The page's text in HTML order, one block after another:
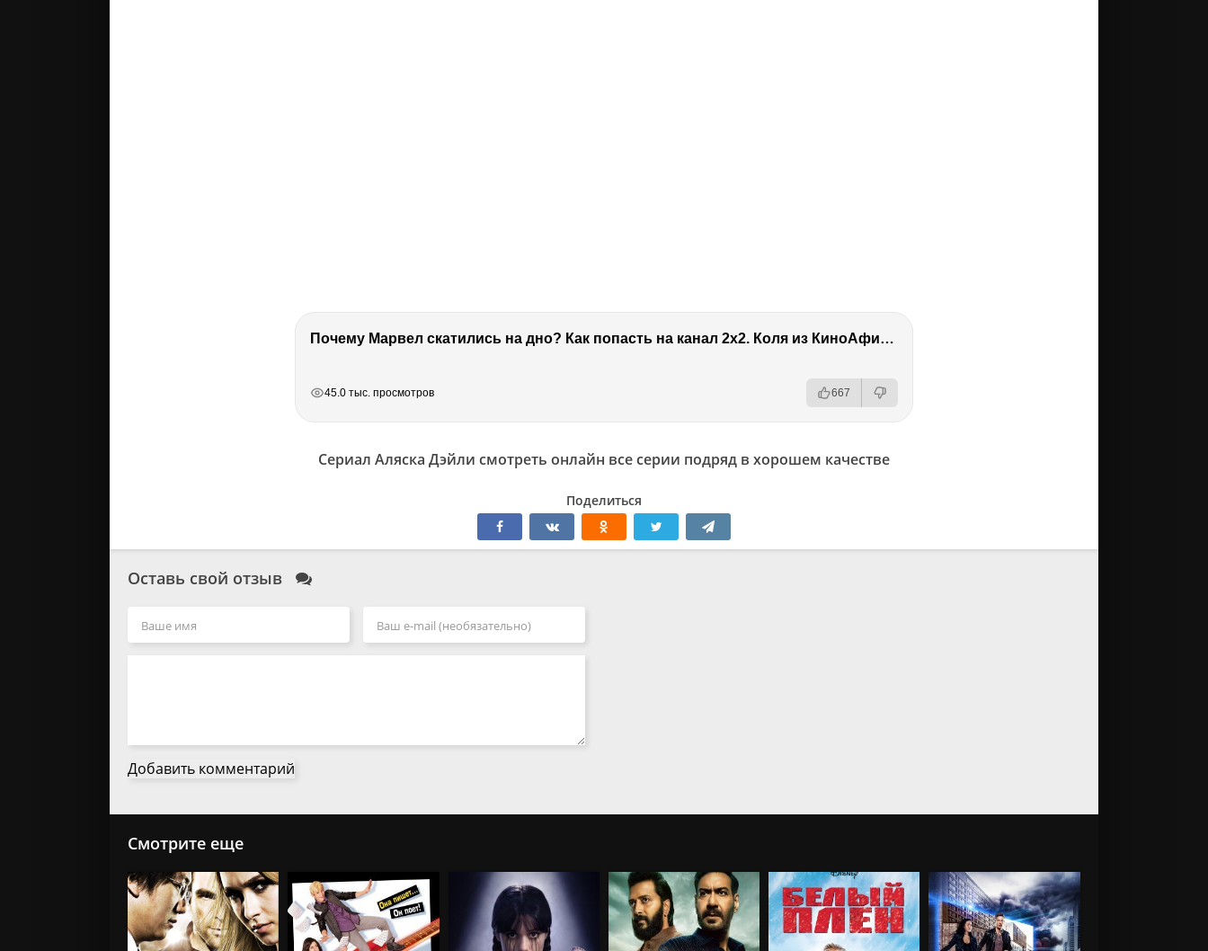
Почему Марвел скатились на дно? Как попасть на канал 2х2. Коля из КиноАфиши
45.0 тыс. просмотров 667
Сериал Аляска Дэйли смотреть онлайн все серии подряд в хорошем качестве
Поделиться
Оставь свой отзыв
Добавить комментарий
Смотрите еще